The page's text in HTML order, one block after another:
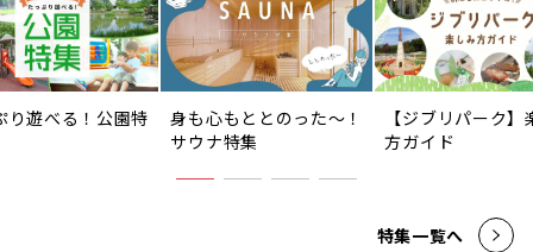
り遊べる！公園特
身も心もととのった〜！
サウナ特集
【ジブリパーク】
方ガイド
特集一覧へ